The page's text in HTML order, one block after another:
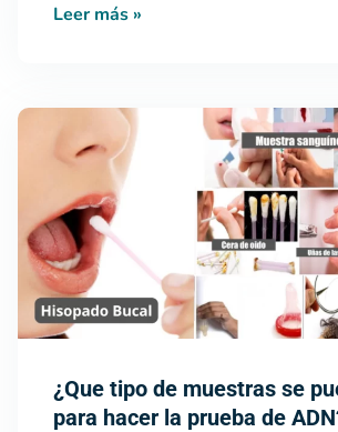
Leer más »
¿Que tipo de muestras se
para hacer la prueba de